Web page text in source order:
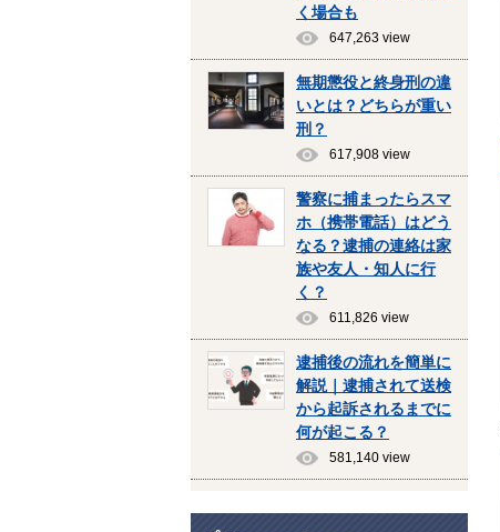
く場合も
647,263 view
無期懲役と終身刑の違
いとは？どちらが重い
刑？
617,908 view
警察に捕まったらスマ
ホ（携帯電話）はどう
なる？逮捕の連絡は家
族や友人・知人に行
く？
611,826 view
逮捕後の流れを簡単に
解説｜逮捕されて送検
から起訴されるまでに
何が起こる？
581,140 view